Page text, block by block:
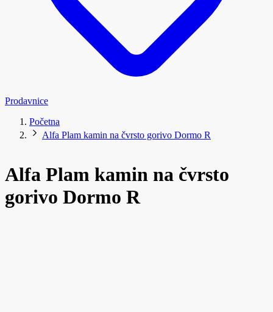
Prodavnice
Početna
Alfa Plam kamin na čvrsto gorivo Dormo R
Alfa Plam kamin na čvrsto
gorivo Dormo R